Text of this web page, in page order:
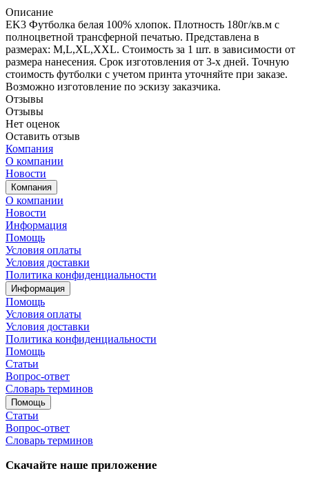
Описание
EK3 Футболка белая 100% хлопок. Плотность 180г/кв.м с
полноцветной трансферной печатью. Представлена в
размерах: M,L,XL,XXL. Стоимость за 1 шт. в зависимости от
размера нанесения. Срок изготовления от 3-х дней. Точную
стоимость футболки с учетом принта уточняйте при заказе.
Возможно изготовление по эскизу заказчика.
Отзывы
Отзывы
Нет оценок
Оставить отзыв
Компания
О компании
Новости
Компания
О компании
Новости
Информация
Помощь
Условия оплаты
Условия доставки
Политика конфиденциальности
Информация
Помощь
Условия оплаты
Условия доставки
Политика конфиденциальности
Помощь
Статьи
Вопрос-ответ
Словарь терминов
Помощь
Статьи
Вопрос-ответ
Словарь терминов
Скачайте наше приложение